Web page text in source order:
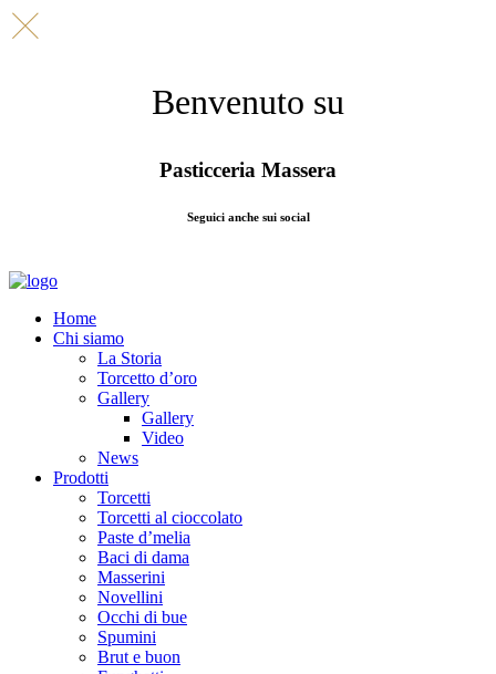
Benvenuto su
Pasticceria Massera
Seguici anche sui social
Home
Chi siamo
La Storia
Torcetto d’oro
Gallery
Gallery
Video
News
Prodotti
Torcetti
Torcetti al cioccolato
Paste d’melia
Baci di dama
Masserini
Novellini
Occhi di bue
Spumini
Brut e buon